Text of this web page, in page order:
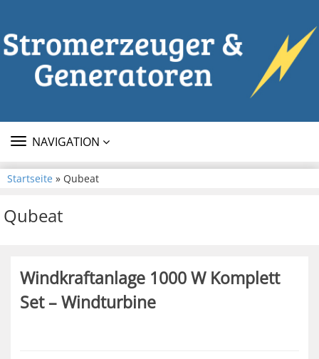
TOGGLE
NAVIGATION
Startseite » Qubeat
Qubeat
Windkraftanlage 1000 W Komplett
Set – Windturbine